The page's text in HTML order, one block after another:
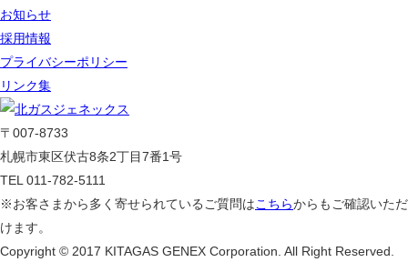
お知らせ
採用情報
プライバシーポリシー
リンク集
〒007-8733
札幌市東区伏古8条2丁目7番1号
TEL 011-782-5111
※お客さまから多く寄せられているご質問はこちらからもご確認いただ
けます。
Copyright © 2017 KITAGAS GENEX Corporation. All Right Reserved.